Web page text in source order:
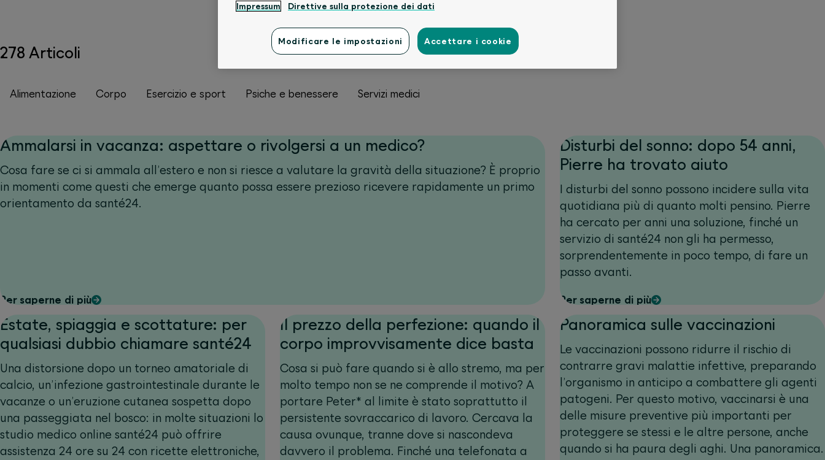
278 Articoli
Alimentazione Corpo Esercizio e sport Psiche e benessere Servizi medici
Ammalarsi in vacanza: aspettare o rivolgersi a un medico?
Cosa fare se ci si ammala all’estero e non si riesce a valutare la gravità della situazione? È proprio
in momenti come questi che emerge quanto possa essere prezioso ricevere rapidamente un primo
orientamento da santé24.
Per saperne di più
Disturbi del sonno: dopo 54 anni,
Pierre ha trovato aiuto
I disturbi del sonno possono incidere sulla vita
quotidiana più di quanto molti pensino. Pierre
ha cercato per anni una soluzione, finché un
servizio di santé24 non gli ha permesso,
sorprendentemente in poco tempo, di fare un
passo avanti.
Per saperne di più
Estate, spiaggia e scottature: per
qualsiasi dubbio chiamare santé24
Una distorsione dopo un torneo amatoriale di
calcio, un’infezione gastrointestinale durante le
vacanze o un’eruzione cutanea sospetta dopo
una passeggiata nel bosco: in molte situazioni lo
studio medico online santé24 può offrire
assistenza 24 ore su 24 con ricette elettroniche,
Il prezzo della perfezione: quando il
corpo improvvisamente dice basta
Cosa si può fare quando si è allo stremo, ma per
molto tempo non se ne comprende il motivo? A
portare Peter* al limite è stato soprattutto il
persistente sovraccarico di lavoro. Cercava la
causa ovunque, tranne dove si nascondeva
davvero il problema. Finché una telefonata a
Panoramica sulle vaccinazioni
Le vaccinazioni possono ridurre il rischio di
contrarre gravi malattie infettive, preparando
l’organismo in anticipo a combattere gli agenti
patogeni. Per questo motivo, vaccinarsi è una
delle misure preventive più importanti per
proteggere se stessi e le altre persone, anche
quando si ha paura degli aghi. Una panoramica.
Impressum Direttive sulla protezione dei dati
Modificare le impostazioni Accettare i cookie